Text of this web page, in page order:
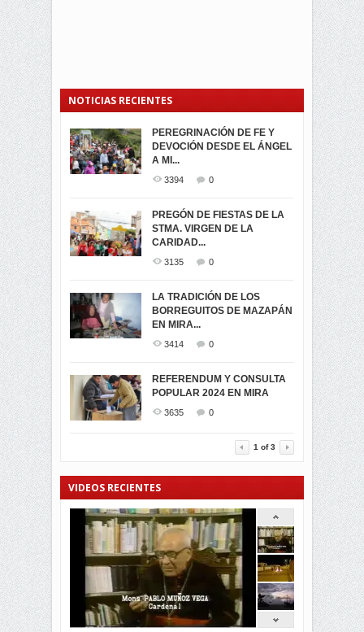
NOTICIAS RECIENTES
PEREGRINACIÓN DE FE Y
DEVOCIÓN DESDE EL ÁNGEL
A MI...
3394 0
PREGÓN DE FIESTAS DE LA
STMA. VIRGEN DE LA
CARIDAD...
3135 0
LA TRADICIÓN DE LOS
BORREGUITOS DE MAZAPÁN
EN MIRA...
3414 0
REFERENDUM Y CONSULTA
POPULAR 2024 EN MIRA
3635 0
PROCESIÓN DE LA VIRGEN
DE LA CARIDAD 2024
3062
-ENCENDIDO DEL ARBOL DE
...
MIRA
3440
TRIUNFO DE...
SEGUNDA VUELTA
ELECCIONES
PRESIDENCIALES 2023 EN
M...
ELECCION CRUCIAL:
SEGUNDA VUELTA
PRESIDENCIAL EL 1...
VIRTUALES ASAMBLEISTAS
POR LA PROVINCIA DEL
CARCHI...
MIRA.EC FUE
GALARDONADA
1 of3
VIDEOS RECIENTES